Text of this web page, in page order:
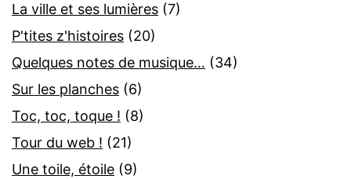
La ville et ses lumières (7)
P'tites z'histoires (20)
Quelques notes de musique… (34)
Sur les planches (6)
Toc, toc, toque ! (8)
Tour du web ! (21)
Une toile, étoile (9)